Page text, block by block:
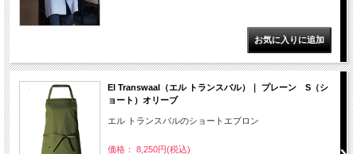
El Transwaal（エル トランスバル）｜ プレーン S（シ
ョート）オリーブ
エル トランスバルのショートエプロン
価格： 8,250円(税込)